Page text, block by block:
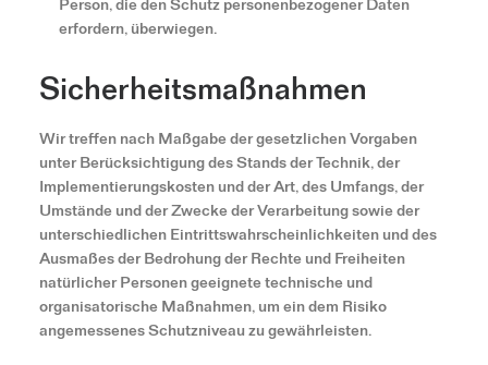
Person, die den Schutz personenbezogener Daten
erfordern, überwiegen.
Sicherheitsmaßnahmen
Wir treffen nach Maßgabe der gesetzlichen Vorgaben
unter Berücksichtigung des Stands der Technik, der
Implementierungskosten und der Art, des Umfangs, der
Umstände und der Zwecke der Verarbeitung sowie der
unterschiedlichen Eintrittswahrscheinlichkeiten und des
Ausmaßes der Bedrohung der Rechte und Freiheiten
natürlicher Personen geeignete technische und
organisatorische Maßnahmen, um ein dem Risiko
angemessenes Schutzniveau zu gewährleisten.